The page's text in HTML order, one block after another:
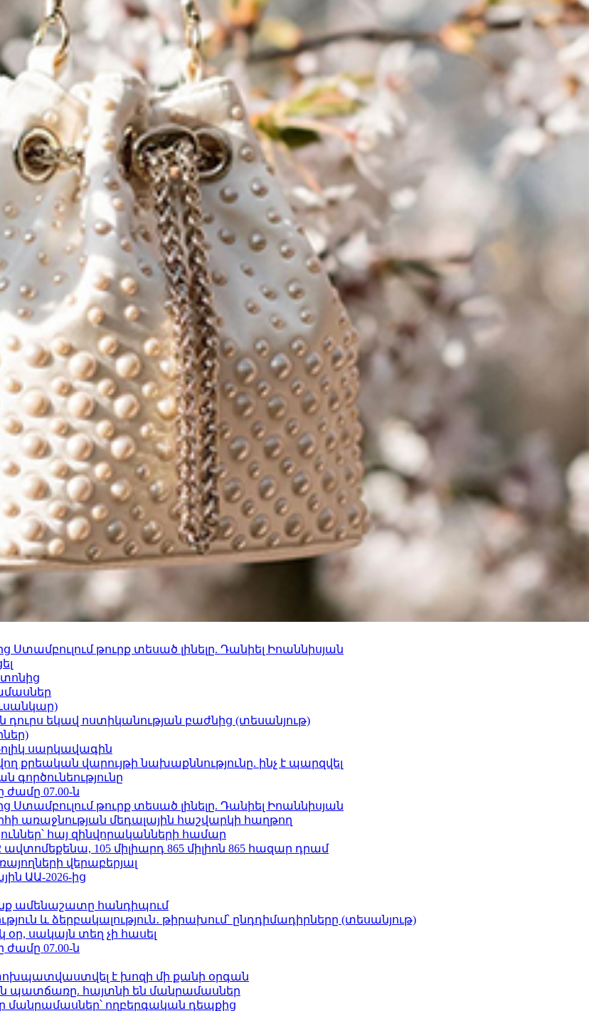
թուրք տեսած լինելը. Դանիել Իոաննիսյան
դուրս եկավ ոստիկանության բաժնից (տեսանյութ)
սարկավագին
քրեական վարույթի նախաքննությունը. ինչ է պարզվել
ժամը 07.00-ն
թուրք տեսած լինելը. Դանիել Իոաննիսյան
մեդալային հաշվարկի հաղթող
հայ զինվորականների համար
105 միլիարդ 865 միլիոն 865 հազար դրամ
վերաբերյալ
ԱԱ-2026-ից
ամենաշատը հանդիպում
և ձերբակալություն․ թիրախում՝ ընդդիմադիրները (տեսանյութ)
սակայն տեղ չի հասել
ժամը 07.00-ն
է խոզի մի քանի օրգան
պատճառը. հայտնի են մանրամասներ
մանրամասներ՝ ողբերգական դեպքից